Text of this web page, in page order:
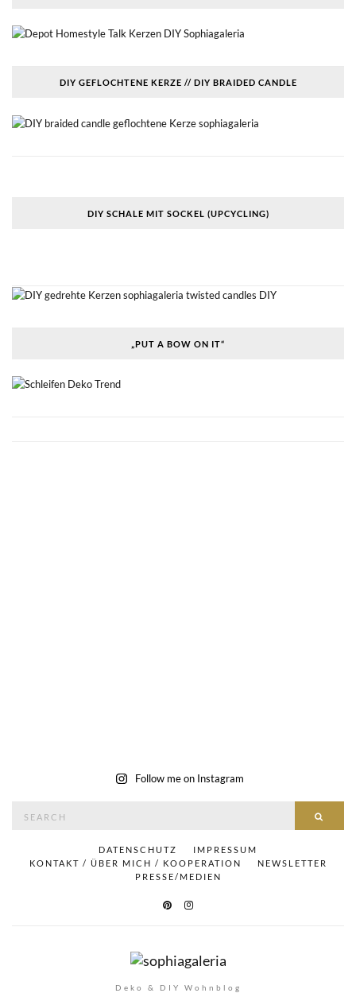
DIY GEFLOCHTENE KERZE // DIY BRAIDED CANDLE
DIY SCHALE MIT SOCKEL (UPCYCLING)
„PUT A BOW ON IT“
Follow me on Instagram
DATENSCHUTZ
IMPRESSUM
KONTAKT / ÜBER MICH / KOOPERATION
NEWSLETTER
PRESSE/MEDIEN
Deko & DIY Wohnblog